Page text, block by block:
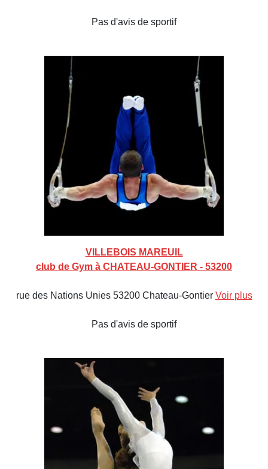
Pas d'avis de sportif
VILLEBOIS MAREUIL
club de Gym à CHATEAU-GONTIER - 53200
rue des Nations Unies 53200 Chateau-Gontier Voir plus
Pas d'avis de sportif